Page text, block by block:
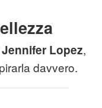
Jennifer Lopez,
davvero.